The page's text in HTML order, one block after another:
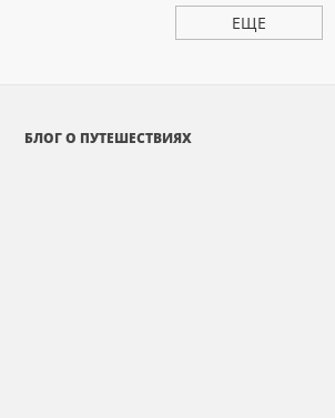
ЕЩЕ
БЛОГ О ПУТЕШЕСТВИЯХ